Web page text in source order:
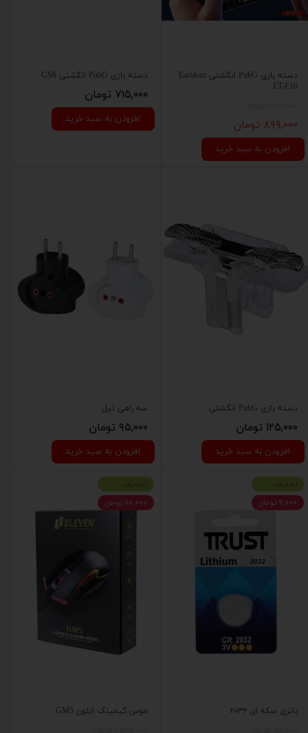
دسته بازی PubG انگشتی Earldom
ET-F16
۸۹۹,۰۰۰ تومان
افزودن به سبد خرید
دسته بازی PubG انگشتی GS6
۷۱۵,۰۰۰ تومان
افزودن به سبد خرید
دسته بازی PubG انگشتی
۱۲۵,۰۰۰ تومان
افزودن به سبد خرید
سه راهی تپل
۹۵,۰۰۰ تومان
افزودن به سبد خرید
باتری سکه ای ۲۰۳۲
۹,۰۰۰ تومان
موس گیمینگ ایلون GM5
۱۱۰,۰۰۰ تومان